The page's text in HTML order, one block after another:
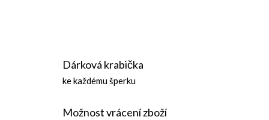
Dárková krabička
ke každému šperku
Možnost vrácení zboží